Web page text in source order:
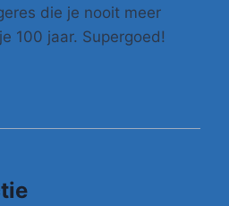
die je nooit meer
100 jaar. Supergoed!